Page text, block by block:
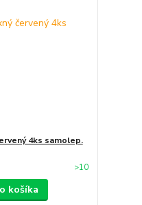
4ks samolep.
>10
košíka